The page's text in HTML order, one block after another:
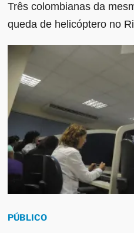
Três colombianas da
queda de helicóptero no
PÚBLICO